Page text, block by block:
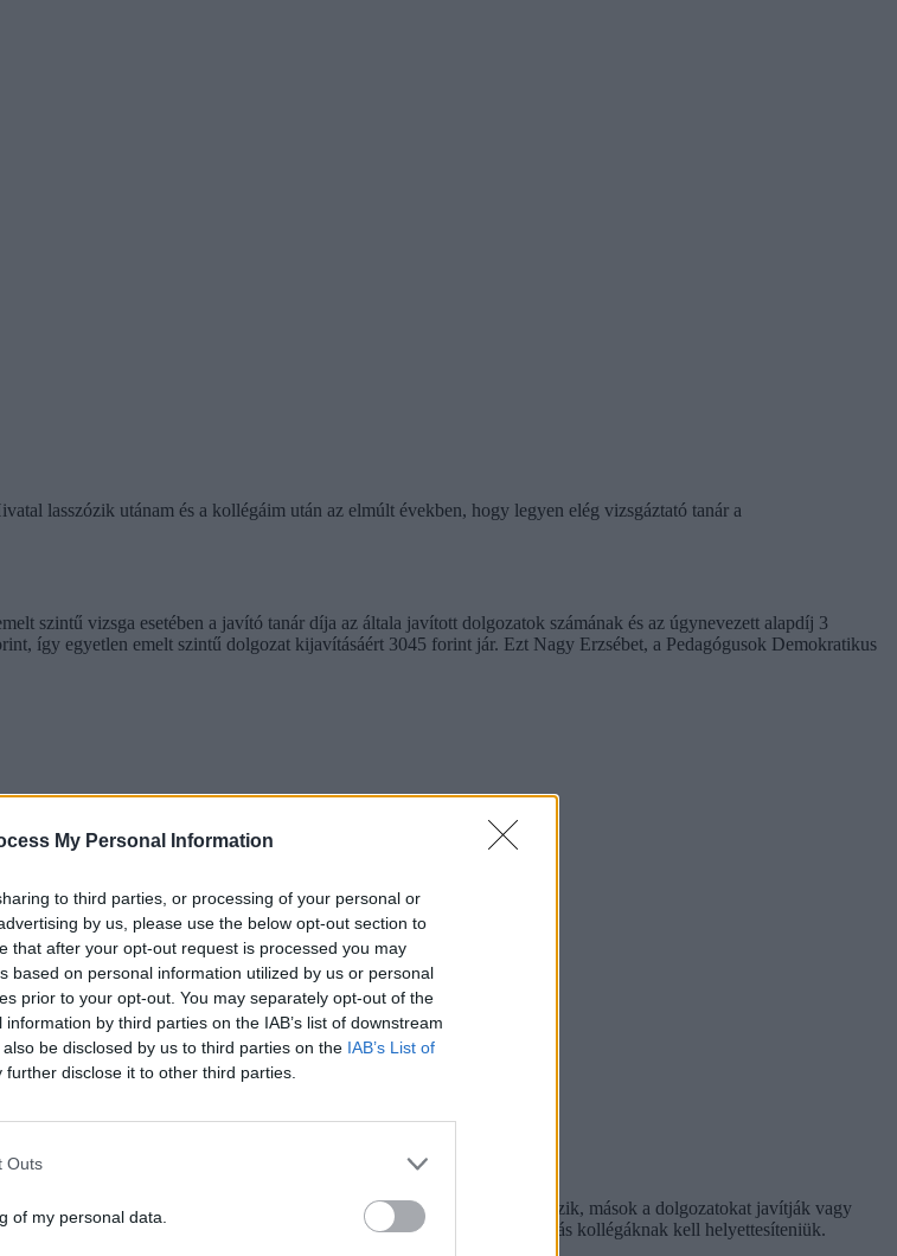
My Personal Information
to third parties, or processing of your personal or
by us, please use the below opt-out section to
that after your opt-out request is processed you may
based on personal information utilized by us or personal
prior to your opt-out. You may separately opt-out of the
by third parties on the IAB’s list of downstream
be disclosed by us to third parties on the IAB’s List of
further disclose it to other third parties.
Outs
of my personal data.
lasszózik utánam és a kollégáim után az elmúlt években, hogy legyen elég vizsgáztató tanár a
szintű vizsga esetében a javító tanár díja az általa javított dolgozatok számának és az úgynevezett alapdíj 3
így egyetlen emelt szintű dolgozat kijavításáért 3045 forint jár. Ezt Nagy Erzsébet, a Pedagógusok Demokratikus
érinti. Az írásbeli vizsgák idején sok pedagógus felügyelőtanárként dolgozik, mások a dolgozatokat javítják vagy
történik, miközben az érettségiztetésben részt vevő tanárokat más kollégáknak kell helyettesíteniük.